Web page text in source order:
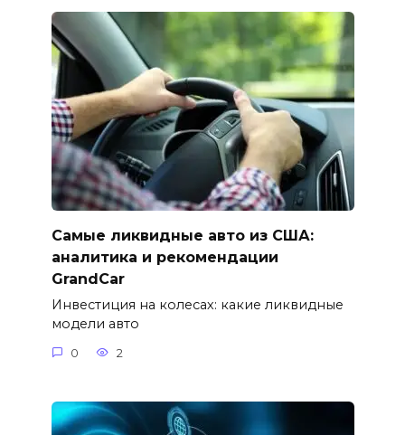
Самые ликвидные авто из США:
аналитика и рекомендации
GrandCar
Инвестиция на колесах: какие ликвидные
модели авто
0 2